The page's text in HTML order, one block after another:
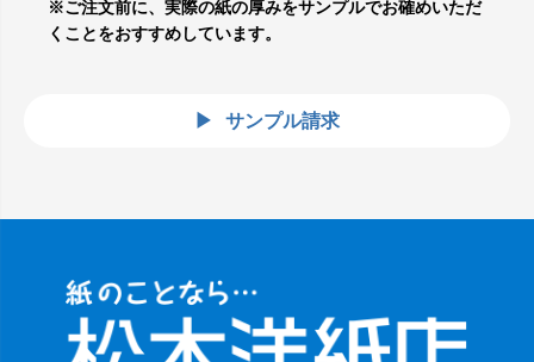
※ご注文前に、実際の紙の厚みをサンプルでお確めいただ
くことをおすすめしています。
サンプル請求